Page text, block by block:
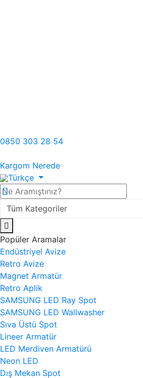
0850 303 28 54
Kargom Nerede
Türkçe
Popüler Aramalar
Endüstriyel Avize
Retro Avize
Magnet Armatür
Retro Aplik
SAMSUNG LED Ray Spot
SAMSUNG LED Wallwasher
Sıva Üstü Spot
Lineer Armatür
LED Merdiven Armatürü
Neon LED
Dış Mekan Spot